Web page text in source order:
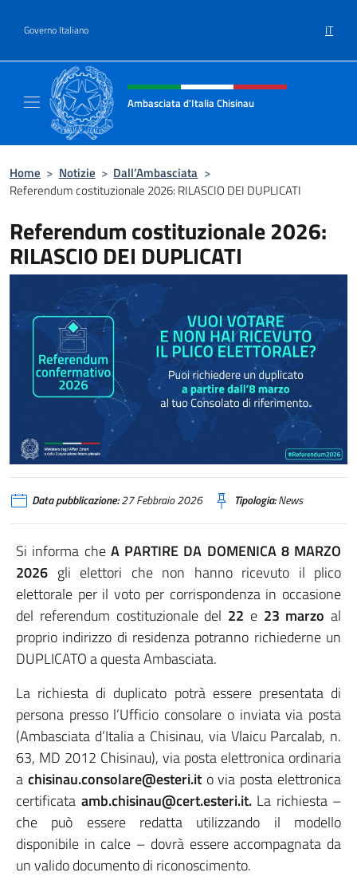
Governo Italiano IT
Intestazione sito, social e menù
Ambasciata d'Italia Chisinau
Home > Notizie > Dall’Ambasciata >
Referendum costituzionale 2026: RILASCIO DEI DUPLICATI
Referendum costituzionale 2026:
RILASCIO DEI DUPLICATI
Data pubblicazione:27 Febbraio 2026 Tipologia:News
Si informa cheA PARTIRE DA DOMENICA 8 MARZO
2026 gli elettori che non hanno ricevuto il plico
elettorale per il voto per corrispondenza in occasione
del referendum costituzionale del 22 e23 marzo al
proprio indirizzo di residenza potranno richiederne un
DUPLICATO a questa Ambasciata.
La richiesta di duplicato potrà essere presentata di
persona presso l’Ufficio consolare o inviata via posta
(Ambasciata d’Italia a Chisinau, via Vlaicu Parcalab, n.
63, MD 2012 Chisinau), via posta elettronica ordinaria
a chisinau.consolare@esteri.ito via posta elettronica
certificata amb.chisinau@cert.esteri.it.La richiesta –
che può essere redatta utilizzando il modello
disponibile in calce – dovrà essere accompagnata da
un valido documento di riconoscimento.